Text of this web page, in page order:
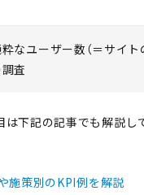
なユーザー数（＝サイト
査
下記の記事でも解説し
施策別のKPI例を解説